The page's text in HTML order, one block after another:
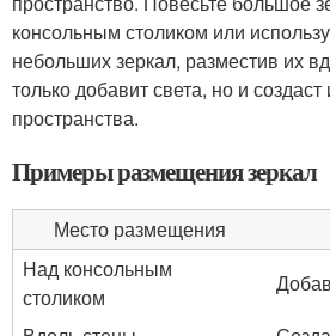
консольным столиком или
небольших зеркал, разместив их
только добавит света, но и
пространства.
Примеры размещения зеркал
Место размещения
Над консольным
столиком